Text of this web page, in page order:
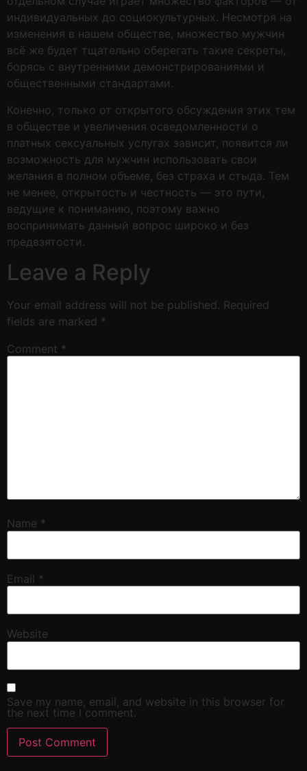
индивидуальных до социокультурных. Несмотря на
изменения в нашем обществе, множество мужчин
всё же будет тщательно оберегать такие секреты,
борясь с внутренними демонстрированиями и
общественными стандартами.
Конечно, только от открытого обсуждения этих тем
в обществе и увеличения осведомленности о
платных сексуальных услугах зависит, появится ли
возможность для мужчин использовать свои
желания в полном объеме, без страха и стыда. Тем
не менее, открытость и честность — это пути,
ведущие к пониманию, поэтому важно
воспринимать данный вопрос широко и без
предвзятости.
Leave a Reply
Your email address will not be published. Required
fields are marked *
Comment *
Name *
Email *
Website
Save my name, email, and website in this browser for
the next time I comment.